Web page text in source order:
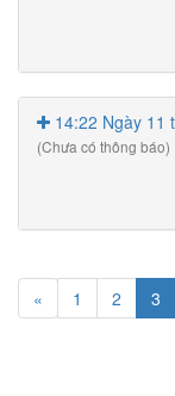
14:22 Ngày 11
(Chưa có thông báo)
« 1 2 3